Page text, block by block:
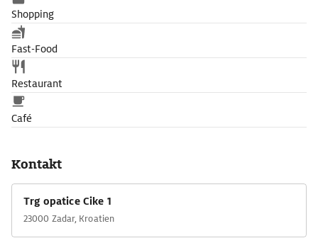
Shopping
Fast-Food
Restaurant
Café
Kontakt
Trg opatice Cike 1
23000 Zadar, Kroatien